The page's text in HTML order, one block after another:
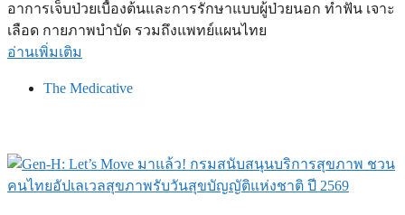
อาการเจ็บป่วยเบื้องต้นและการรักษาแบบผู้ป่วยนอก ทำฟัน เจาะ
เลือด กายภาพบำบัด รวมถึงแพทย์แผนไทย
อ่านเพิ่มเติม
The Medicative